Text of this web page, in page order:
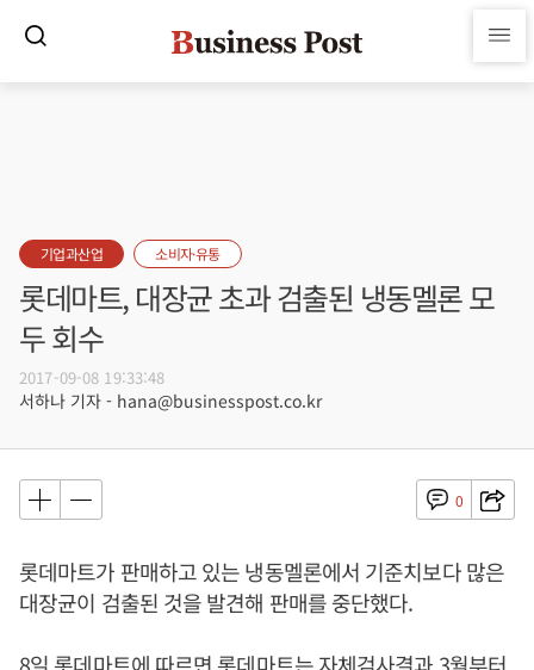
기업과산업 소비자·유통
롯데마트, 대장균 초과 검출된 냉동멜론 모
두 회수
2017-09-08 19:33:48
서하나 기자 - hana@businesspost.co.kr
0
롯데마트가 판매하고 있는 냉동멜론에서 기준치보다 많은
대장균이 검출된 것을 발견해 판매를 중단했다.